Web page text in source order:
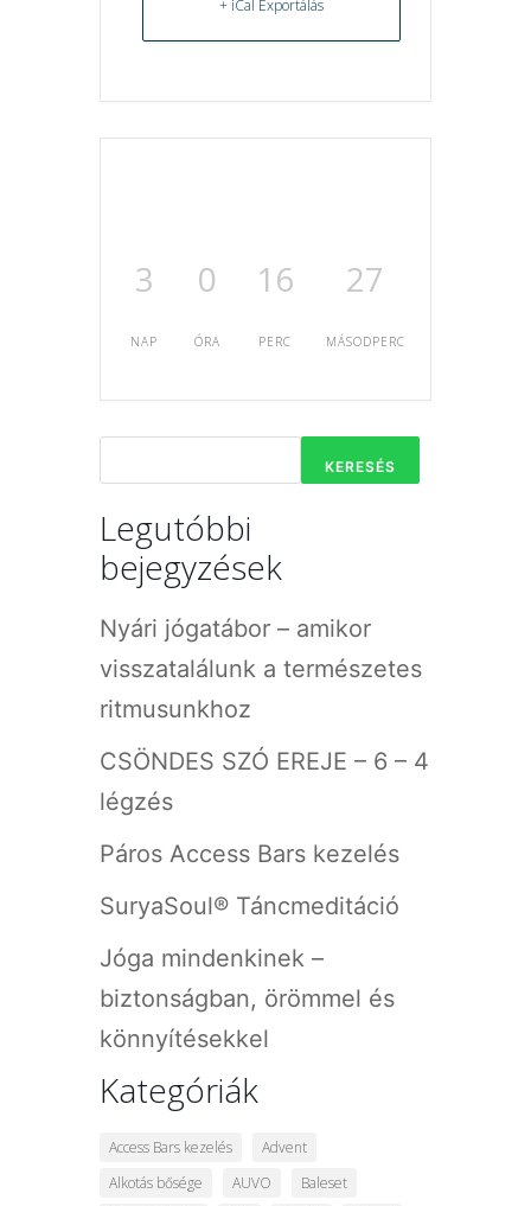
+ iCal Exportálás
3
NAP
0
ÓRA
16
PERC
27
MÁSODPERC
KERESÉS
Legutóbbi
bejegyzések
Nyári jógatábor – amikor
visszatalálunk a természetes
ritmusunkhoz
CSÖNDES SZÓ EREJE – 6 – 4
légzés
Páros Access Bars kezelés
SuryaSoul® Táncmeditáció
Jóga mindenkinek –
biztonságban, örömmel és
könnyítésekkel
Kategóriák
Access Bars kezelés
Advent
Alkotás bősége
AUVO
Baleset